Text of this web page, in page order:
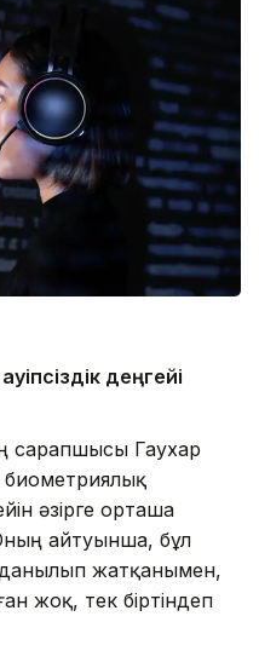
деңгейі
сарапшысы Гаухар
әзірге орташа
айтуынша, бұл
жатқанымен,
жоқ, тек біртіндеп